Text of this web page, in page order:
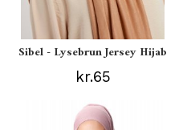
Sibel - Lysebrun Jersey Hijab
kr.65